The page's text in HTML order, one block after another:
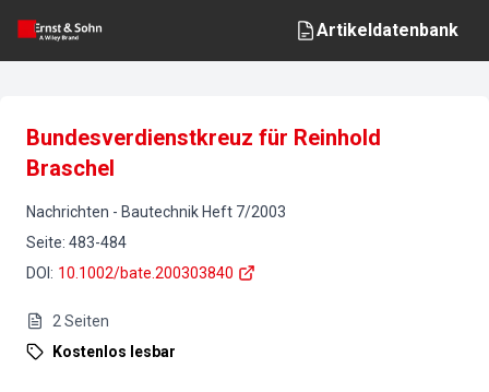
Artikeldatenbank
Bundesverdienstkreuz für Reinhold
Braschel
Nachrichten - Bautechnik Heft 7/2003
Seite: 483-484
DOI : 10.1002/bate.200303840
2 Seiten
Kostenlos lesbar